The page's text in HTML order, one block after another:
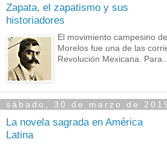
Zapata, el zapatismo y sus
historiadores
El movimiento campesino
Morelos fue una de las
Revolución Mexicana.
sábado, 30 de marzo de
La novela sagrada en América
Latina